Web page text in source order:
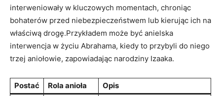
interweniowały w kluczowych momentach, chroniąc
bohaterów przed niebezpieczeństwem lub kierując ich na
właściwą drogę.Przykładem może być anielska
interwencja w życiu Abrahama, kiedy to przybyli do niego
trzej aniołowie, zapowiadając narodziny Izaaka.
Postać Rola anioła Opis